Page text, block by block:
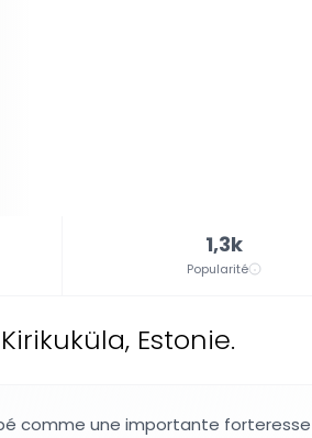
1,3k
Popularité
Estonie.
comme une importante forteresse